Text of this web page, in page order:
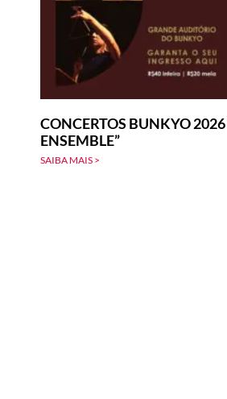
CONCERTOS BUNKYO 2026
ENSEMBLE”
SAIBA MAIS >